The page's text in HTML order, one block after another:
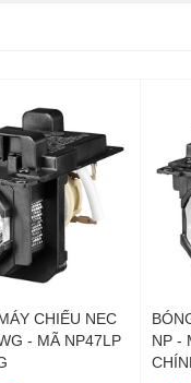
CHIẾU NEC
- MÃ NP47LP
NP -